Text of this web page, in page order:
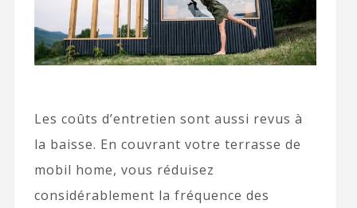
Les coûts d’entretien sont aussi revus à
la baisse. En couvrant votre terrasse de
mobil home, vous réduisez
considérablement la fréquence des